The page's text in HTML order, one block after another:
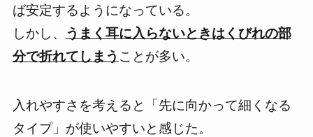
ば安定するようになっている。
しかし、
うまく耳に入らないときはくびれの部
分で折れてしまう ことが多い。
入れやすさを考えると「先に向かって細くなる
タイプ」が使いやすいと感じた。